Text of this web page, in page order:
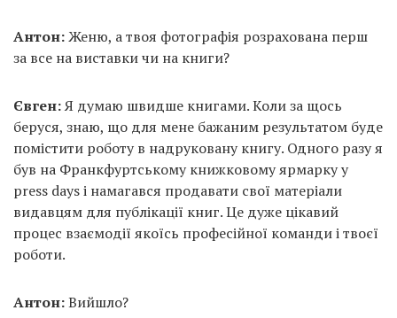
Антон:Женю, а твоя фотографія розрахована перш
за все на виставки чи на книги?
Євген:Я думаю швидше книгами. Коли за щось
беруся, знаю, що для мене бажаним результатом буде
помістити роботу в надруковану книгу. Одного разу я
був на Франкфуртському книжковому ярмарку у
press days і намагався продавати свої матеріали
видавцям для публікації книг. Це дуже цікавий
процес взаємодії якоїсь професійної команди і твоєї
роботи.
Антон:Вийшло?